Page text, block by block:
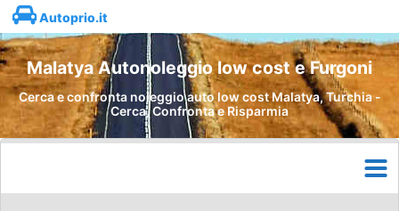
Autoprio.it
Malatya Autonoleggio low cost e Furgoni
Cerca e confronta noleggio auto low cost Malatya, Turchia -
Cerca, Confronta e Risparmia